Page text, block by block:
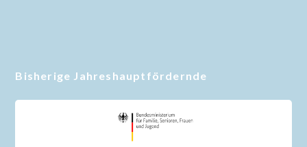
Bisherige Jahreshauptfördernde